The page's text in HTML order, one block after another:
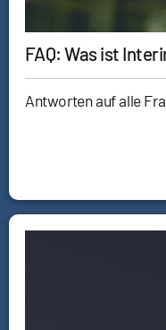
FAQ: Was ist
Antworten auf alle